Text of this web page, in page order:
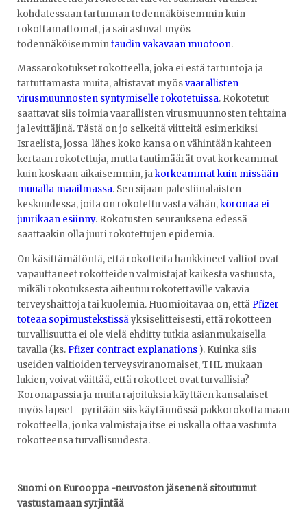
kohdatessaan tartunnan todennäköisemmin kuin
rokottamattomat, ja sairastuvat myös
todennäköisemmintaudin vakavaan muotoon.
Massarokotukset rokotteella, joka ei estä tartuntoja ja
tartuttamasta muita, altistavat myösvaarallisten
virusmuunnosten syntymiselle rokotetuissa. Rokotetut
saattavat siis toimia vaarallisten virusmuunnosten tehtaina
ja levittäjinä. Tästä on jo selkeitä viitteitä esimerkiksi
Israelista, jossa lähes koko kansa on vähintään kahteen
kertaan rokotettuja, mutta tautimäärät ovat korkeammat
kuin koskaan aikaisemmin, jakorkeammat kuin missään
muualla maailmassa. Sen sijaan palestiinalaisten
keskuudessa, joita on rokotettu vasta vähän,koronaa ei
juurikaan esiinny. Rokotusten seurauksena edessä
saattaakin olla juuri rokotettujen epidemia.
On käsittämätöntä, että rokotteita hankkineet valtiot ovat
vapauttaneet rokotteiden valmistajat kaikesta vastuusta,
mikäli rokotuksesta aiheutuu rokotettaville vakavia
terveyshaittoja tai kuolemia. Huomioitavaa on, että Pfizer
toteaa sopimustekstissäyksiselitteisesti, että rokotteen
turvallisuutta ei ole vielä ehditty tutkia asianmukaisella
tavalla (ks. Pfizer contract explanations ). Kuinka siis
useiden valtioiden terveysviranomaiset, THL mukaan
lukien, voivat väittää, että rokotteet ovat turvallisia?
Koronapassia ja muita rajoituksia käyttäen kansalaiset –
myös lapset- pyritään siis käytännössä pakkorokottamaan
rokotteella, jonka valmistaja itse ei uskalla ottaa vastuuta
rokotteensa turvallisuudesta.
Suomi on Eurooppa -neuvoston jäsenenä sitoutunut
vastustamaan syrjintää